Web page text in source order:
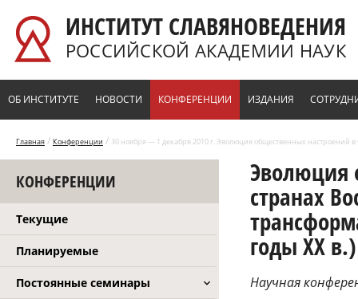
ИНСТИТУТ СЛАВЯНОВЕДЕНИЯ
РОССИЙСКОЙ АКАДЕМИИ НАУК
ОБ ИНСТИТУТЕ НОВОСТИ КОНФЕРЕНЦИИ ИЗДАНИЯ
Главная / Конференции / 30 ноября — 1 декабря 2010 г. Эволюция общественных настроений
КОНФЕРЕНЦИИ
Текущие
Планируемые
Постоянные семинары
Эволюция
странах
годы ХХ в.)
Научная